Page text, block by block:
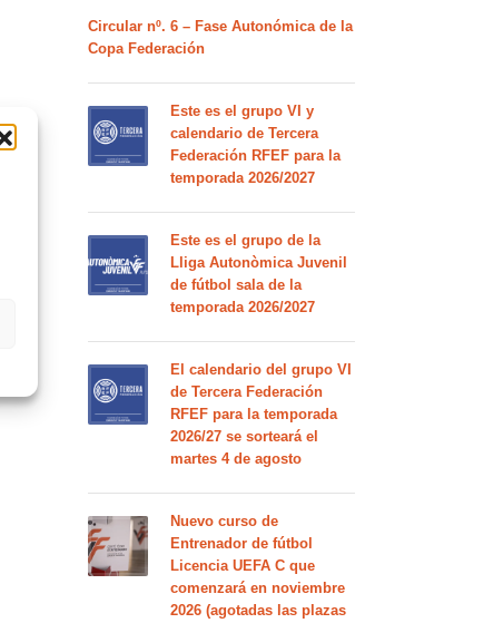
Circular nº. 6 – Fase Autonómica de la
Copa Federación
Este es el grupo VI y
calendario de Tercera
Federación RFEF para la
temporada 2026/2027
Este es el grupo de la
Lliga Autonòmica Juvenil
de fútbol sala de la
temporada 2026/2027
El calendario del grupo VI
de Tercera Federación
RFEF para la temporada
2026/27 se sorteará el
martes 4 de agosto
Nuevo curso de
Entrenador de fútbol
Licencia UEFA C que
comenzará en noviembre
2026 (agotadas las plazas